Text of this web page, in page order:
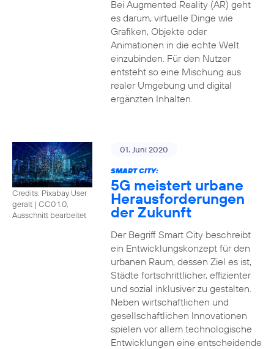
Bei Augmented Reality (AR) geht
es darum, virtuelle Dinge wie
Grafiken, Objekte oder
Animationen in die echte Welt
einzubinden. Für den Nutzer
entsteht so eine Mischung aus
realer Umgebung und digital
ergänzten Inhalten.
Credits: Pixabay User
geralt | CC0 1.0,
Ausschnitt bearbeitet
01. Juni 2020
SMART CITY:
5G meistert urbane
Herausforderungen
der Zukunft
Der Begriff Smart City beschreibt
ein Entwicklungskonzept für den
urbanen Raum, dessen Ziel es ist,
Städte fortschrittlicher, effizienter
und sozial inklusiver zu gestalten.
Neben wirtschaftlichen und
gesellschaftlichen Innovationen
spielen vor allem technologische
Entwicklungen eine entscheidende